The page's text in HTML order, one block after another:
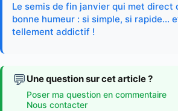
Le semis de fin janvier qui met direct
bonne humeur : si simple, si rapide…
tellement addictif !
💬 Une question sur cet article ?
Poser ma question en commentaire
Nous contacter